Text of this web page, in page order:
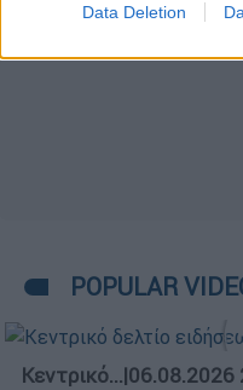
Data Deletion
POPULAR
Κεντρικό...|06.08.2026